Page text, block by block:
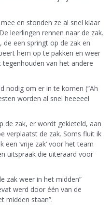
en stonden ze al snel klaar
leerlingen rennen naar de zak.
een springt op de zak en
hem op te pakken en weer
van het andere
nodig om er in te komen (“Ah
worden al snel heeeeel
de zak, er wordt gekieteld, aan
verplaatst de zak. Soms fluit ik
‘vrije zak’ voor het team
uitspraak die uiteraard voor
zak weer in het midden”
werd door één van de
midden staan”.